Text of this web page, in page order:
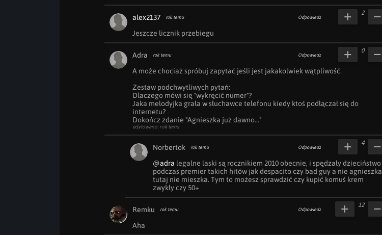
alex2137 rok temu Odpowiedz
Jeszcze licznik przebiegu
2
Adra rok temu Odpowiedz
A może chociaż spróbuj zapytać jeśli jest jakakolwiek wątpliwość.
Zestaw podchwytliwych pytań:
Dlaczego mówi się "wykręcić numer"?
Jaka melodyjka grała w słuchawce telefonu kiedy ktoś podłączał się do
internetu?
Dokończ zdanie "Agnieszka już dawno..."
edytowano: rok temu
0
Norbertok rok temu Odpowiedz
@adra legalne laski są rocznikiem 2010 obecnie, i spędzały dzieciństwo
podczas premier takich hitów jak despacito czy bad guy a nie agnieszka
tutaj nie mieszka. Tym to możesz sprawdzić czy kupić komuś krem
zwykły czy 50+
4
Remku rok temu Odpowiedz
Aha
12